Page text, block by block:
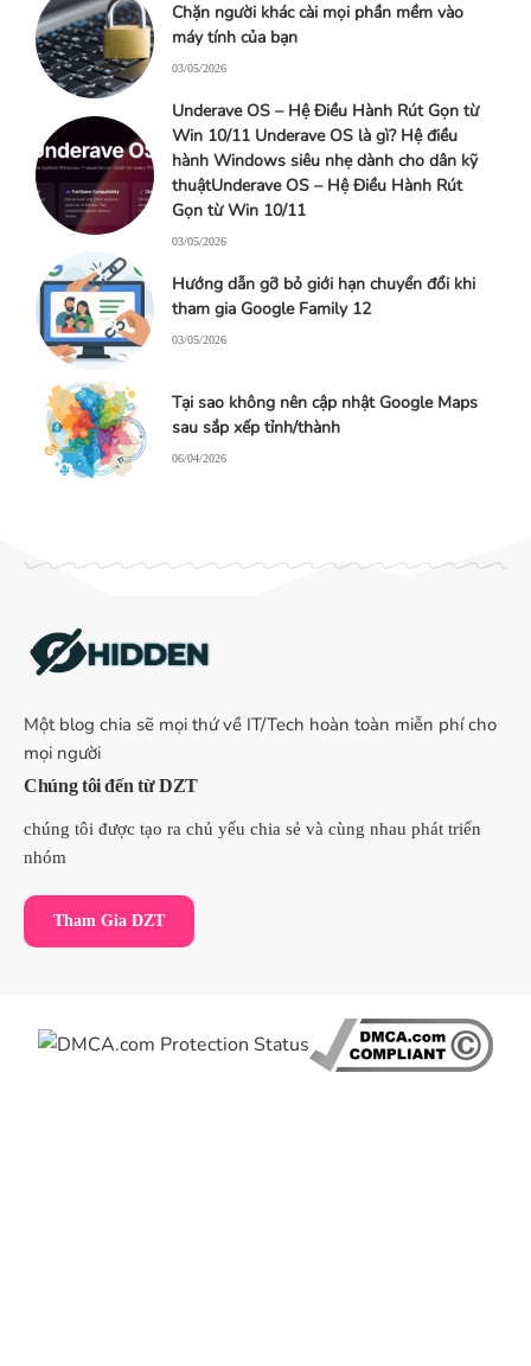
Chặn người khác cài mọi phần mềm vào
máy tính của bạn
03/05/2026
Underave OS – Hệ Điều Hành Rút Gọn từ
Win 10/11 Underave OS là gì? Hệ điều
hành Windows siêu nhẹ dành cho dân kỹ
thuậtUnderave OS – Hệ Điều Hành Rút
Gọn từ Win 10/11
03/05/2026
Hướng dẫn gỡ bỏ giới hạn chuyển đổi khi
tham gia Google Family 12
03/05/2026
Tại sao không nên cập nhật Google Maps
sau sắp xếp tỉnh/thành
06/04/2026
Một blog chia sẽ mọi thứ về IT/Tech hoàn toàn miễn phí cho
mọi người
Chúng tôi đến từ DZT
chúng tôi được tạo ra chủ yếu chia sẻ và cùng nhau phát triển
nhóm
Tham Gia DZT